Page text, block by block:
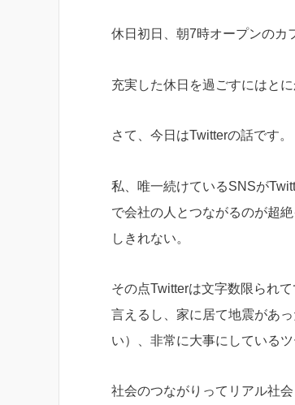
休日初日、朝7時オープンのカ
充実した休日を過ごすにはと
さて、今日はTwitterの話です。
私、唯一続けているSNSが
で会社の人とつながるのが超
しきれない。
その点Twitterは文字数限られ
言えるし、家に居て地震があ
い）、非常に大事にしている
社会のつながりってリアル社